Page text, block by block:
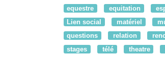
equestre
equitation
Lien social
matériel
questions
relation
stages
télé theatre